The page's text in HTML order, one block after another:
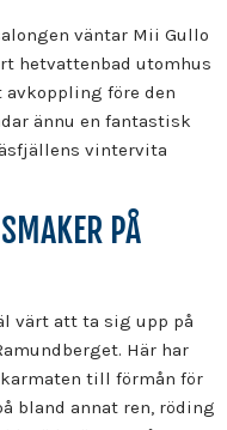
väntar Mii Gullo
hetvattenbad utomhus
avkoppling före den
ännu en fantastisk
vintervita
PÅ
värt att ta sig upp på
Här har
till förmån för
bland annat ren, röding